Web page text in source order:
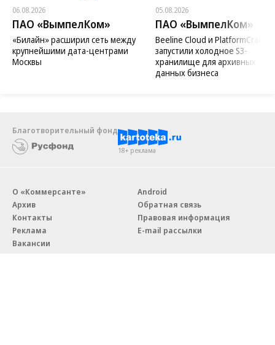
06.08.2026
ПАО «ВымпелКом»
«Билайн» расширил сеть между
крупнейшими дата-центрами
Москвы
05.08.2026
ПАО «ВымпелКом»
Beeline Cloud и PlatformCraft
запустили холодное S3-
хранилище для архивных
данных бизнеса
Благотворительный фонд
18+ реклама
О «Коммерсанте»
Архив
Контакты
Реклама
Вакансии
Android
Обратная связь
Правовая информация
E-mail рассылки